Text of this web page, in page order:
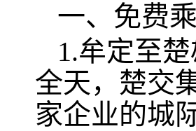
一、免费
1.牟定至
全天，楚交
家企业的城